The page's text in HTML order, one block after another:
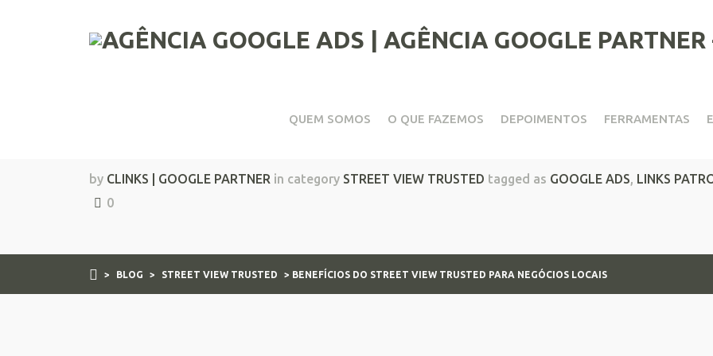
QUEM SOMOS O QUE FAZEMOS DEPOIMENTOS FERRAMENTAS
Benefícios do Street View Trusted para negócios
by CLINKS | GOOGLE PARTNER in category STREET VIEW TRUSTED tagged as GOOGLE ADS, LINKS
0
> BLOG > STREET VIEW TRUSTED > BENEFÍCIOS DO STREET VIEW TRUSTED PARA NEGÓCIOS LOCAIS